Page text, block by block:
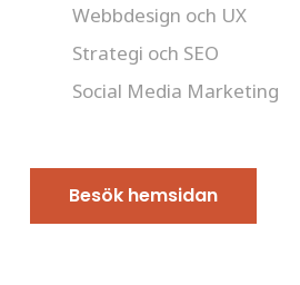
Webbdesign och UX
Strategi och SEO
Social Media Marketing
Besök hemsidan